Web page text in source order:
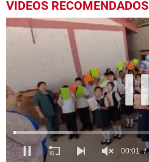
VIDEOS RECOMENDADOS